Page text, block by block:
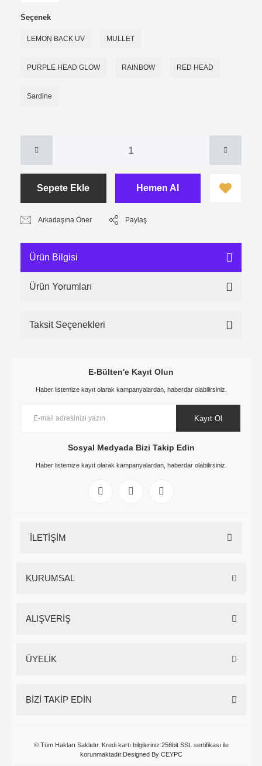
Seçenek
LEMON BACK UV MULLET
PURPLE HEAD GLOW RAINBOW RED HEAD
Sardine
Sepete Ekle Hemen Al
Arkadaşına Öner Paylaş
Ürün Bilgisi
Ürün Yorumları
Taksit Seçenekleri
E-Bülten'e Kayıt Olun
Haber listemize kayıt olarak kampanyalardan, haberdar olabilirsiniz.
Kayıt Ol
Sosyal Medyada Bizi Takip Edin
Haber listemize kayıt olarak kampanyalardan, haberdar olabilirsiniz.
İLETİŞİM
KURUMSAL
ALIŞVERİŞ
ÜYELİK
BİZİ TAKİP EDİN
© Tüm Hakları Saklıdır. Kredi kartı bilgileriniz 256bit SSL sertifikası ile
korunmaktadır.Designed By CEYPC